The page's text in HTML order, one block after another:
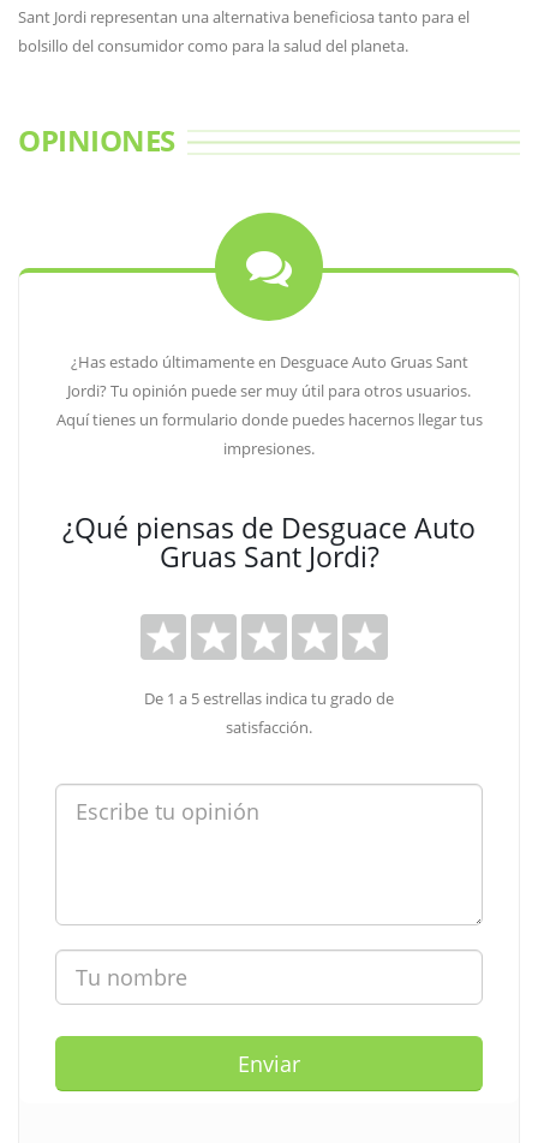
Sant Jordi representan una alternativa beneficiosa tanto para el
bolsillo del consumidor como para la salud del planeta.
OPINIONES
¿Has estado últimamente en Desguace Auto Gruas Sant
Jordi? Tu opinión puede ser muy útil para otros usuarios.
Aquí tienes un formulario donde puedes hacernos llegar tus
impresiones.
¿Qué piensas de Desguace Auto
Gruas Sant Jordi?
De 1 a 5 estrellas indica tu grado de
satisfacción.
Enviar